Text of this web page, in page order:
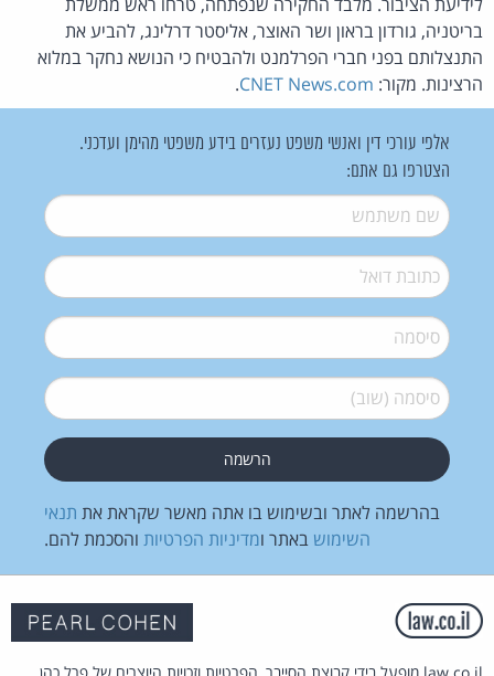
בריטניה, גורדון בראון ושר האוצר, אליסטר דרלינג, להביע את
התנצלותם בפני חברי הפרלמנט ולהבטיח כי הנושא נחקר במלוא
הרצינות. מקור: CNET News.com
.
אלפי עורכי דין ואנשי משפט נעזרים בידע משפטי מהימן ועדכני.
הצטרפו גם אתם:
שם משתמש*
דואל*
סיסמה*
סיסמה (שוב)*
בהרשמה לאתר ובשימוש בו אתה מאשר שקראת את תנאי
השימוש באתר ומדיניות הפרטיות והסכמת להם.